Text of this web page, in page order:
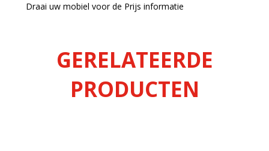
Draai uw mobiel voor de Prijs informatie
GERELATEERDE
PRODUCTEN